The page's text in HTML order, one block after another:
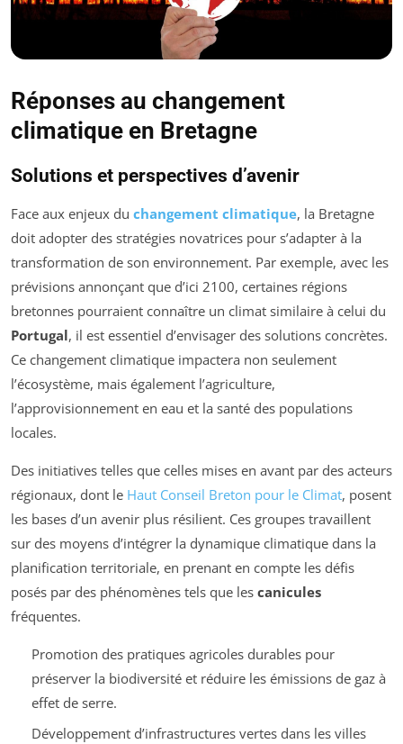
Réponses au changement
climatique en Bretagne
Solutions et perspectives d’avenir
Face aux enjeux du changement climatique, la Bretagne
doit adopter des stratégies novatrices pour s’adapter à la
transformation de son environnement. Par exemple, avec les
prévisions annonçant que d’ici 2100, certaines régions
bretonnes pourraient connaître un climat similaire à celui du
Portugal, il est essentiel d’envisager des solutions concrètes.
Ce changement climatique impactera non seulement
l’écosystème, mais également l’agriculture,
l’approvisionnement en eau et la santé des populations
locales.
Des initiatives telles que celles mises en avant par des acteurs
régionaux, dont le Haut Conseil Breton pour le Climat, posent
les bases d’un avenir plus résilient. Ces groupes travaillent
sur des moyens d’intégrer la dynamique climatique dans la
planification territoriale, en prenant en compte les défis
posés par des phénomènes tels que les canicules
fréquentes.
Promotion des pratiques agricoles durables pour
préserver la biodiversité et réduire les émissions de gaz à
effet de serre.
Développement d’infrastructures vertes dans les villes